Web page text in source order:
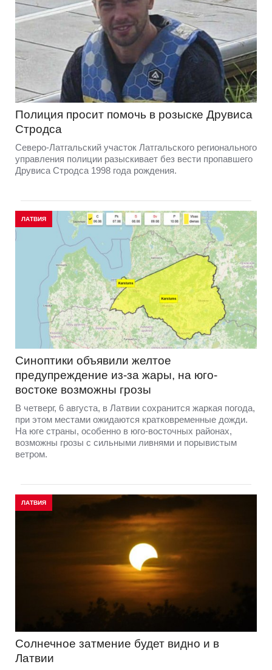
Полиция просит помочь в розыске Друвиса
Стродса
Северо-Латгальский участок Латгальского регионального
управления полиции разыскивает без вести пропавшего
Друвиса Стродса 1998 года рождения.
ЛАТВИЯ
Синоптики объявили желтое
предупреждение из-за жары, на юго-
востоке возможны грозы
В четверг, 6 августа, в Латвии сохранится жаркая погода,
при этом местами ожидаются кратковременные дожди.
На юге страны, особенно в юго-восточных районах,
возможны грозы с сильными ливнями и порывистым
ветром.
ЛАТВИЯ
Солнечное затмение будет видно и в
Латвии